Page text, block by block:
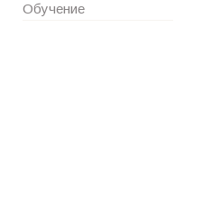
Обучение